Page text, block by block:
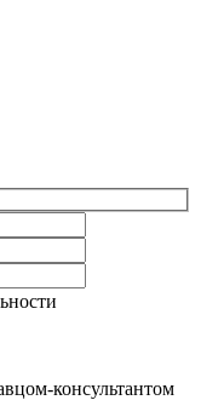
консультантом